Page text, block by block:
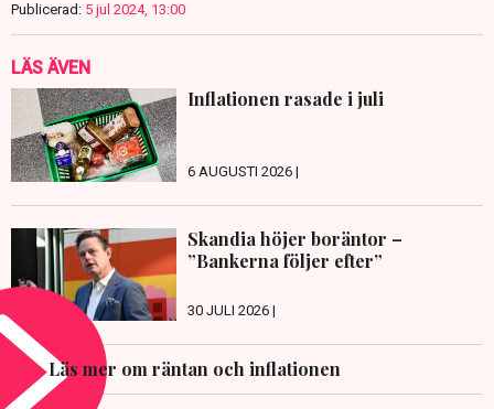
Publicerad: 5 jul 2024, 13:00
LÄS ÄVEN
Inflationen rasade i juli
6 AUGUSTI 2026 |
Skandia höjer boräntor –
”Bankerna följer efter”
30 JULI 2026 |
Läs mer om räntan och inflationen